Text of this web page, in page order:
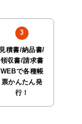
見積書/納品書/
領収書/請求書
WEBで各種帳
票かんたん発
行！